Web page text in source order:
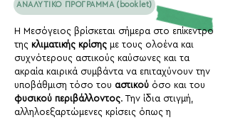
ΑΝΑΛΥΤΙΚΟ ΠΡΟΓΡΑΜΜΑ (booklet)
Η Μεσόγειος βρίσκεται σήμερα στο επίκεντρο
της κλιματικής κρίσης με τους ολοένα και
συχνότερους αστικούς καύσωνες και τα
ακραία καιρικά συμβάντα να επιταχύνουν την
υποβάθμιση τόσο του αστικού όσο και του
φυσικού περιβάλλοντος. Την ίδια στιγμή,
αλληλοεξαρτώμενες κρίσεις όπως η